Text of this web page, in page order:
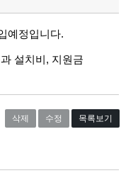
예정입니다.
설치비, 지원금
삭제 수정 목록보기